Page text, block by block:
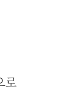
로